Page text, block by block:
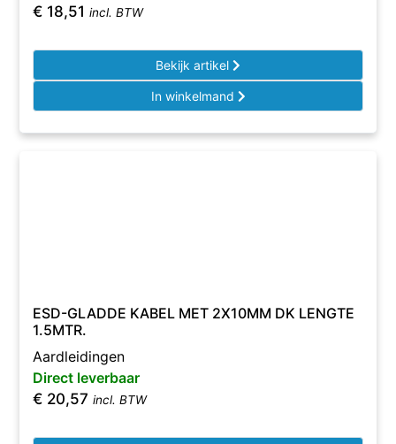
€ 18,51 incl. BTW
Bekijk artikel
In winkelmand
ESD-GLADDE KABEL MET 2X10MM DK LENGTE
1.5MTR.
Aardleidingen
Direct leverbaar
€ 20,57 incl. BTW